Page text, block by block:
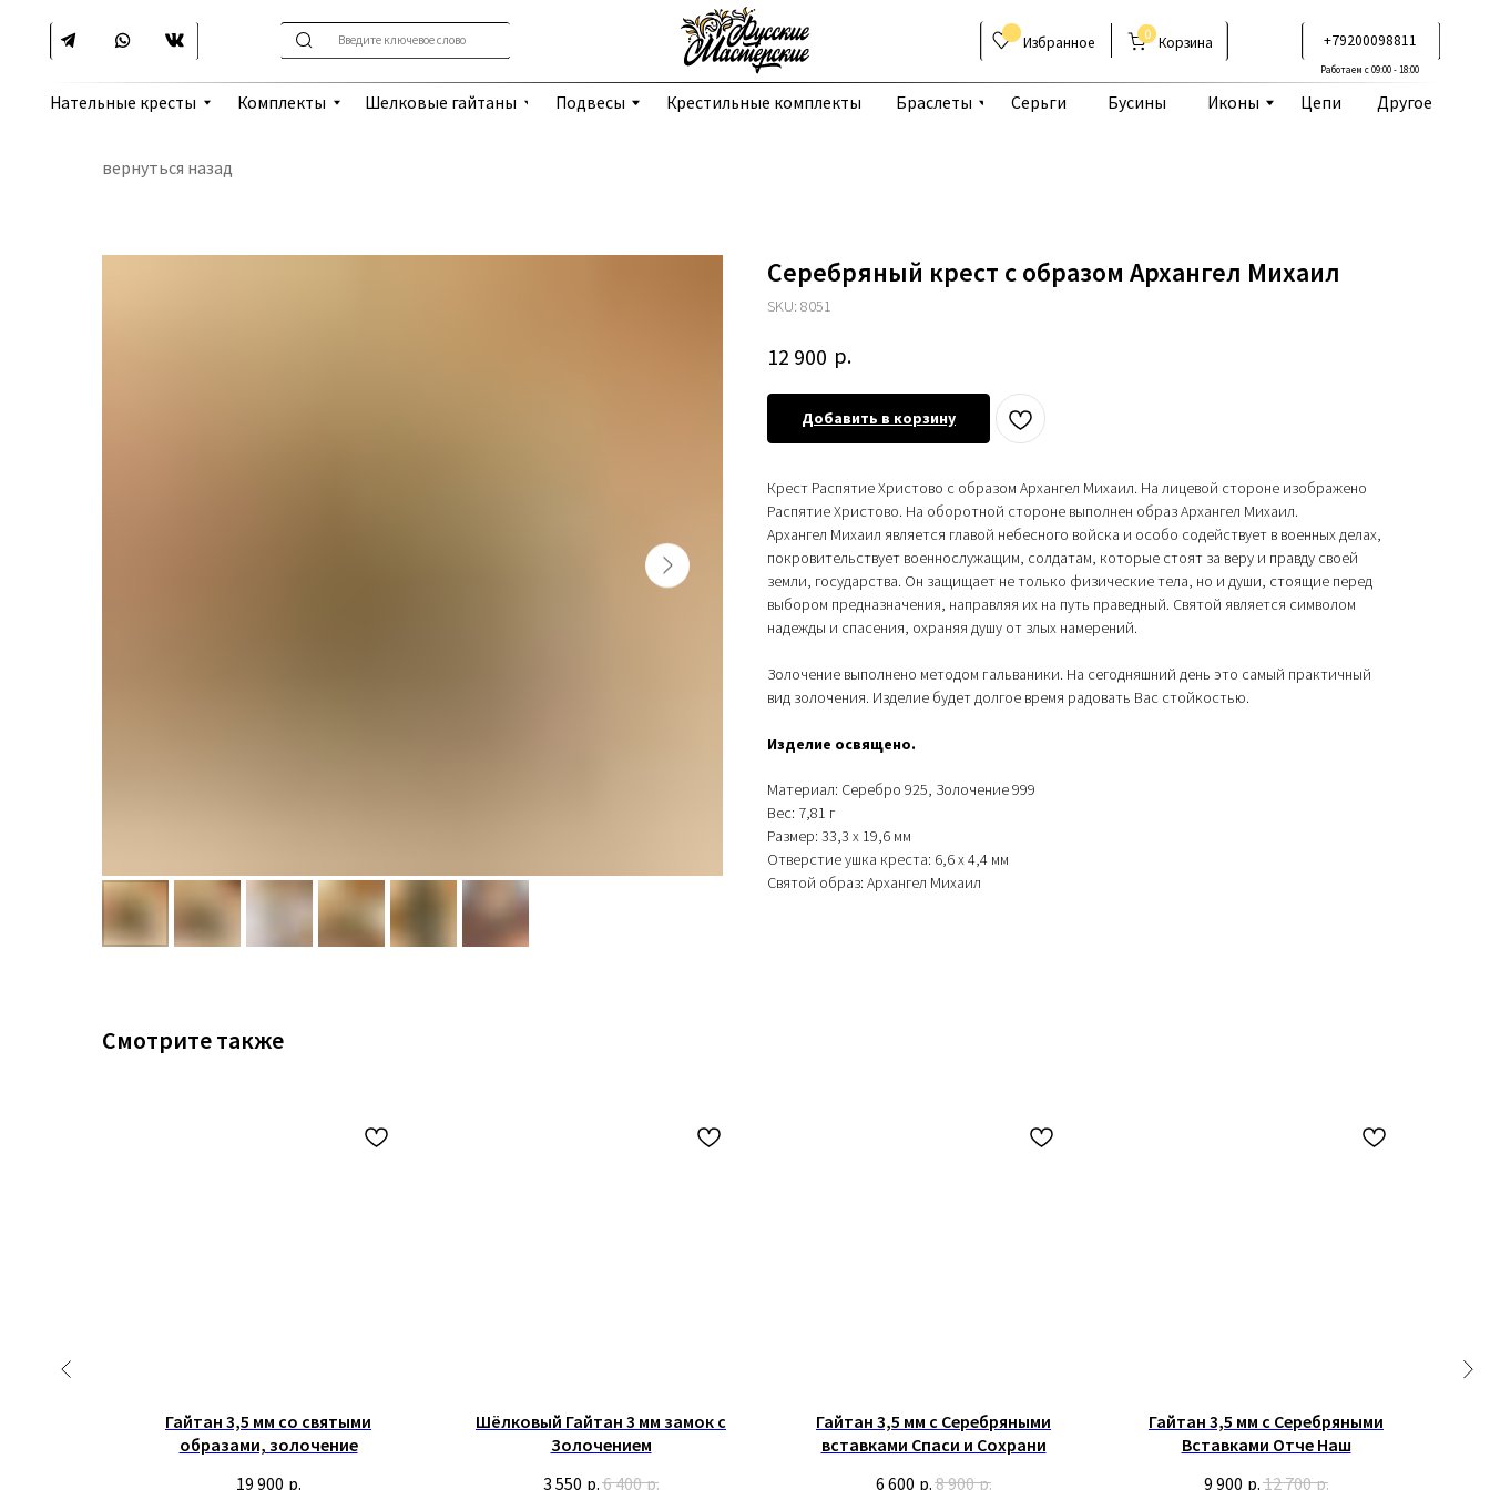
0 Корзина
Нательные кресты Комплекты Шелковые гайтаны Подвесы Крестильные комплекты Серьги Бусины Иконы
+79200098811
Введите ключевое слово
Работаем с 09:00 - 18:00
вернуться назад
Серебряный крест с образом Архангел Михаил
SKU: 8051
12 900 р.
Добавить в корзину
Крест Распятие Христово с образом Архангел Михаил. На лицевой стороне изображено
Распятие Христово. На оборотной стороне выполнен образ Архангел Михаил.
Архангел Михаил является главой небесного войска и особо содействует в военных делах,
покровительствует военнослужащим, солдатам, которые стоят за веру и правду своей
земли, государства. Он защищает не только физические тела, но и души, стоящие перед
выбором предназначения, направляя их на путь праведный. Святой является символом
надежды и спасения, охраняя душу от злых намерений.
Золочение выполнено методом гальваники. На сегодняшний день это самый практичный
вид золочения. Изделие будет долгое время радовать Вас стойкостью.
Изделие освящено.
Материал: Серебро 925, Золочение 999
Вес: 7,81 г
Размер: 33,3 х 19,6 мм
Отверстие ушка креста: 6,6 х 4,4 мм
Святой образ: Архангел Михаил
Смотрите также
Гайтан 3,5 мм со святыми
образами, золочение
19 900 р.
Шёлковый Гайтан 3 мм замок с
Золочением
3 550 р.6 400 р.
Гайтан 3,5 мм с Серебряными
вставками Спаси и Сохрани
6 600 р.8 900 р.
Гайтан 3,5 мм с Серебряными
Вставками Отче Наш
9 900 р.12 700 р.